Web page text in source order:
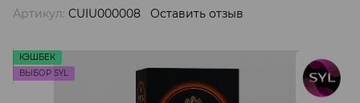
Артикул: CUIU000008 Оставить отзыв
КЭШБЕК
ВЫБОР SYL